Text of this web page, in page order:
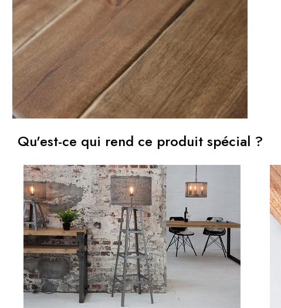
Qu'est-ce qui rend ce produit spécial ?